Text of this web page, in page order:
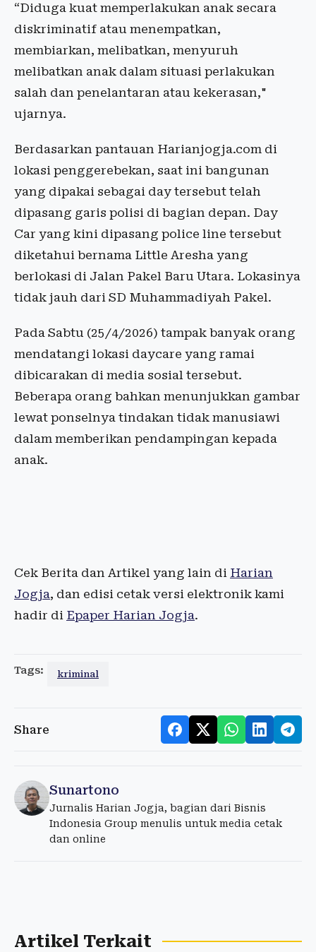
“Diduga kuat memperlakukan anak secara
diskriminatif atau menempatkan,
membiarkan, melibatkan, menyuruh
melibatkan anak dalam situasi perlakukan
salah dan penelantaran atau kekerasan,"
ujarnya.
Berdasarkan pantauan Harianjogja.com di
lokasi penggerebekan, saat ini bangunan
yang dipakai sebagai day tersebut telah
dipasang garis polisi di bagian depan. Day
Car yang kini dipasang police line tersebut
diketahui bernama Little Aresha yang
berlokasi di Jalan Pakel Baru Utara. Lokasinya
tidak jauh dari SD Muhammadiyah Pakel.
Pada Sabtu (25/4/2026) tampak banyak orang
mendatangi lokasi daycare yang ramai
dibicarakan di media sosial tersebut.
Beberapa orang bahkan menunjukkan gambar
lewat ponselnya tindakan tidak manusiawi
dalam memberikan pendampingan kepada
anak.
Cek Berita dan Artikel yang lain di Harian
Jogja, dan edisi cetak versi elektronik kami
hadir di Epaper Harian Jogja.
Tags: kriminal
Share
Sunartono
Jurnalis Harian Jogja, bagian dari Bisnis
Indonesia Group menulis untuk media cetak
dan online
Artikel Terkait